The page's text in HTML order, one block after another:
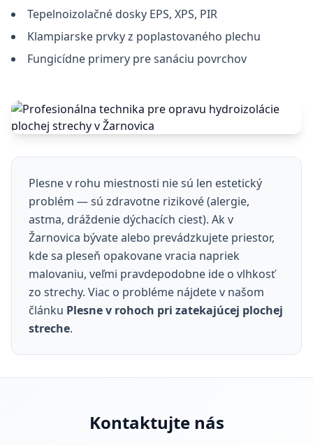
Tepelnoizolačné dosky EPS, XPS, PIR
Klampiarske prvky z poplastovaného plechu
Fungicídne primery pre sanáciu povrchov
Plesne v rohu miestnosti nie sú len estetický
problém — sú zdravotne rizikové (alergie,
astma, dráždenie dýchacích ciest). Ak v
Žarnovica bývate alebo prevádzkujete priestor,
kde sa pleseň opakovane vracia napriek
malovaniu, veľmi pravdepodobne ide o vlhkosť
zo strechy. Viac o probléme nájdete v našom
článku Plesne v rohoch pri zatekajúcej plochej
streche.
Kontaktujte nás